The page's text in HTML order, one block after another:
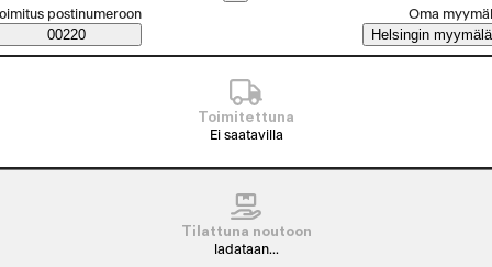
Saatavuustiedot
tilaustapa
postinumeroon
00220
Oma
Helsingin myymälä
Toimitettuna
Ei saatavilla
Tilattuna noutoon
ladataan...